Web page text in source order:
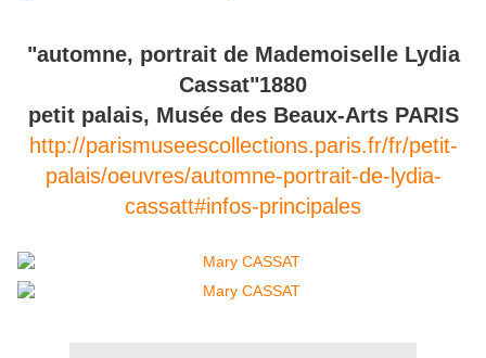
"automne, portrait de Mademoiselle Lydia
Cassat"1880
petit palais, Musée des Beaux-Arts PARIS
http://parismuseescollections.paris.fr/fr/petit-
palais/oeuvres/automne-portrait-de-lydia-
cassatt#infos-principales